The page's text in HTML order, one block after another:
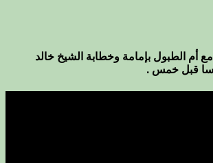
أم الطبول بإمامة وخطابة الشيخ خالد
قبل خمس .